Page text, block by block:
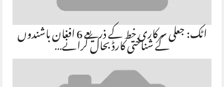
اٹک: جعلی سرکاری خط کے ذریعے 6 افغان باشندوںکے شناختی کارڈ بحال کرانے…